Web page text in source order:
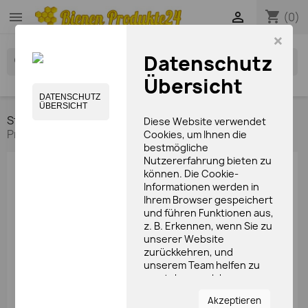
×
DATENSCHUTZ
ÜBERSICHT
Datenschutz
Übersicht
Diese Website verwendet
Cookies, um Ihnen die
bestmögliche
Nutzererfahrung bieten zu
können. Die Cookie-
Informationen werden in
Ihrem Browser gespeichert
und führen Funktionen aus,
z. B. Erkennen, wenn Sie zu
unserer Website
zurückkehren, und
unserem Team helfen zu
verstehen, welche
am interessantesten und
Akzeptieren
 shopping_cart (0)

search
Startseite
Bienen- und Imkerspezialitäten
Propolis
Bienen- und Imkerspezialitäten 
